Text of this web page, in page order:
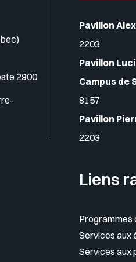
2900
Pavillon
2203
Pavillon
Campus de
8157
Pavillon
2203
Liens
Programmes
Services aux
Services aux